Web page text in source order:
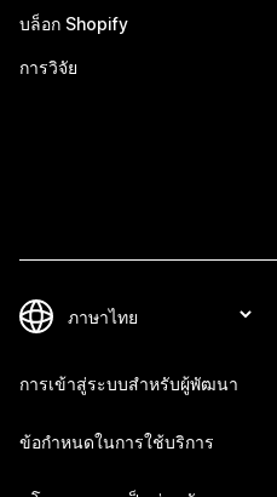
บล็อก Shopify
การวิจัย
การเข้าสู่ระบบสำหรับผู้พัฒนา
ข้อกำหนดในการใช้บริการ